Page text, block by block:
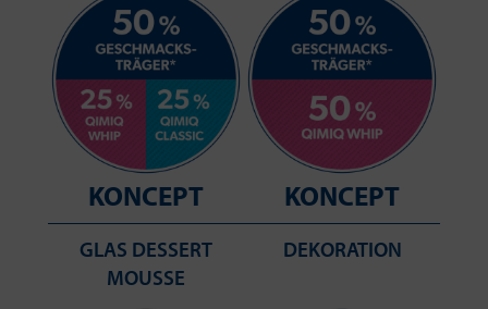
KONCEPT
GLAS DESSERT
MOUSSE
KONCEPT
DEKORATION